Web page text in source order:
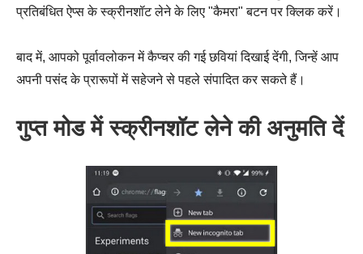
प्रतिबंधित ऐप्स के स्क्रीनशॉट लेने के लिए "कैमरा" बटन पर क्लिक करें।
बाद में, आपको पूर्वावलोकन में कैप्चर की गई छवियां दिखाई देंगी, जिन्हें आप
अपनी पसंद के प्रारूपों में सहेजने से पहले संपादित कर सकते हैं।
गुप्त मोड में स्क्रीनशॉट लेने की अनुमति दें